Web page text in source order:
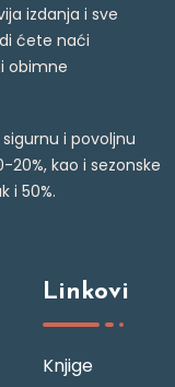
izdanja i sve
ćete naći
obimne
i povoljnu
kao i sezonske
i 50%.
Linkovi
Knjige